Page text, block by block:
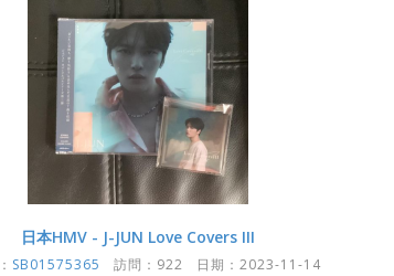
日本HMV - J-JUN Love Covers III
SB01575365 訪問：922 日期：2023-11-14